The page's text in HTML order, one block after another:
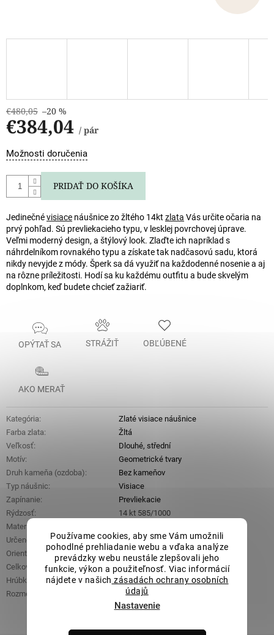
Používame cookies, aby sme Vám umožnili
pohodlné prehliadanie webu a vďaka analýze
prevádzky webu neustále zlepšovali jeho
funkcie, výkon a použiteľnosť. Viac informácií
nájdete v našich zásadách ochrany osobních
údajů
Nastavenie
€480,05 –20 %
€384,04 / pár
Jednotková
cena:
Možnosti doručenia
PRIDAŤ DO KOŠÍKA
Jedinečnévisiace náušnice zo žltého 14kt zlata Vás určite očaria na
prvý pohľad. Sú prevliekacieho typu, v lesklej povrchovej úprave.
Veľmi moderný design, a štýlový look. Zlaďte ich napríklad s
náhrdelníkom rovnakého typu a získate tak nadčasovú sadu, ktorá
nikdy nevyjde z módy. Šperk sa dá využiť na každodenné nosenie a aj
na rôzne príležitosti. Hodí sa ku každému outfitu a bude skvelým
doplnkom, keď budete chcieť zažiariť.
OPÝTAŤ SA STRÁŽIŤ OBĽÚBENÉ
AKO MERAŤ
Kategória:
Zlaté visiace náušnice
Farba zlata:
Žltá
Veľkosť:
Dlouhé, střední
Motív:
Geometrické tvary
Druh kameňa (ozdoba):
Bez kameňov
Typ náušnic:
Visiace
Zapínanie:
Prevliekacie
Rýdzosť:
14 kt 585/1000
Materiál
Určené pre
Dámske
Orientačná hmotnosť :
Celková dĺžka:
73 mm
Hrúbka retiazky:
0,8 mm
Rozmery ozdobnej časti (š x v)
1,5 mm x 30,5 mm